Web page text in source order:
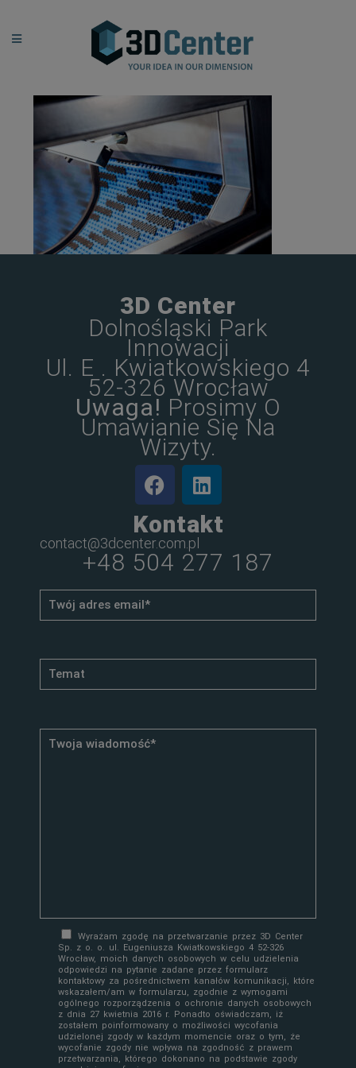
3D Center
Dolnośląski Park
Innowacji
Ul. E . Kwiatkowskiego 4
52-326 Wrocław
Uwaga! Prosimy O
Umawianie Się Na
Wizyty.
Kontakt
contact@3dcenter.com.pl
+48 504 277 187
Wyrażam zgodę na przetwarzanie przez 3D Center
Sp. z o. o. ul. Eugeniusza Kwiatkowskiego 4 52-326
Wrocław, moich danych osobowych w celu udzielenia
odpowiedzi na pytanie zadane przez formularz
kontaktowy za pośrednictwem kanałów komunikacji, które
wskazałem/am w formularzu, zgodnie z wymogami
ogólnego rozporządzenia o ochronie danych osobowych
z dnia 27 kwietnia 2016 r. Ponadto oświadczam, iż
zostałem poinformowany o możliwości wycofania
udzielonej zgody w każdym momencie oraz o tym, że
wycofanie zgody nie wpływa na zgodność z prawem
przetwarzania, którego dokonano na podstawie zgody